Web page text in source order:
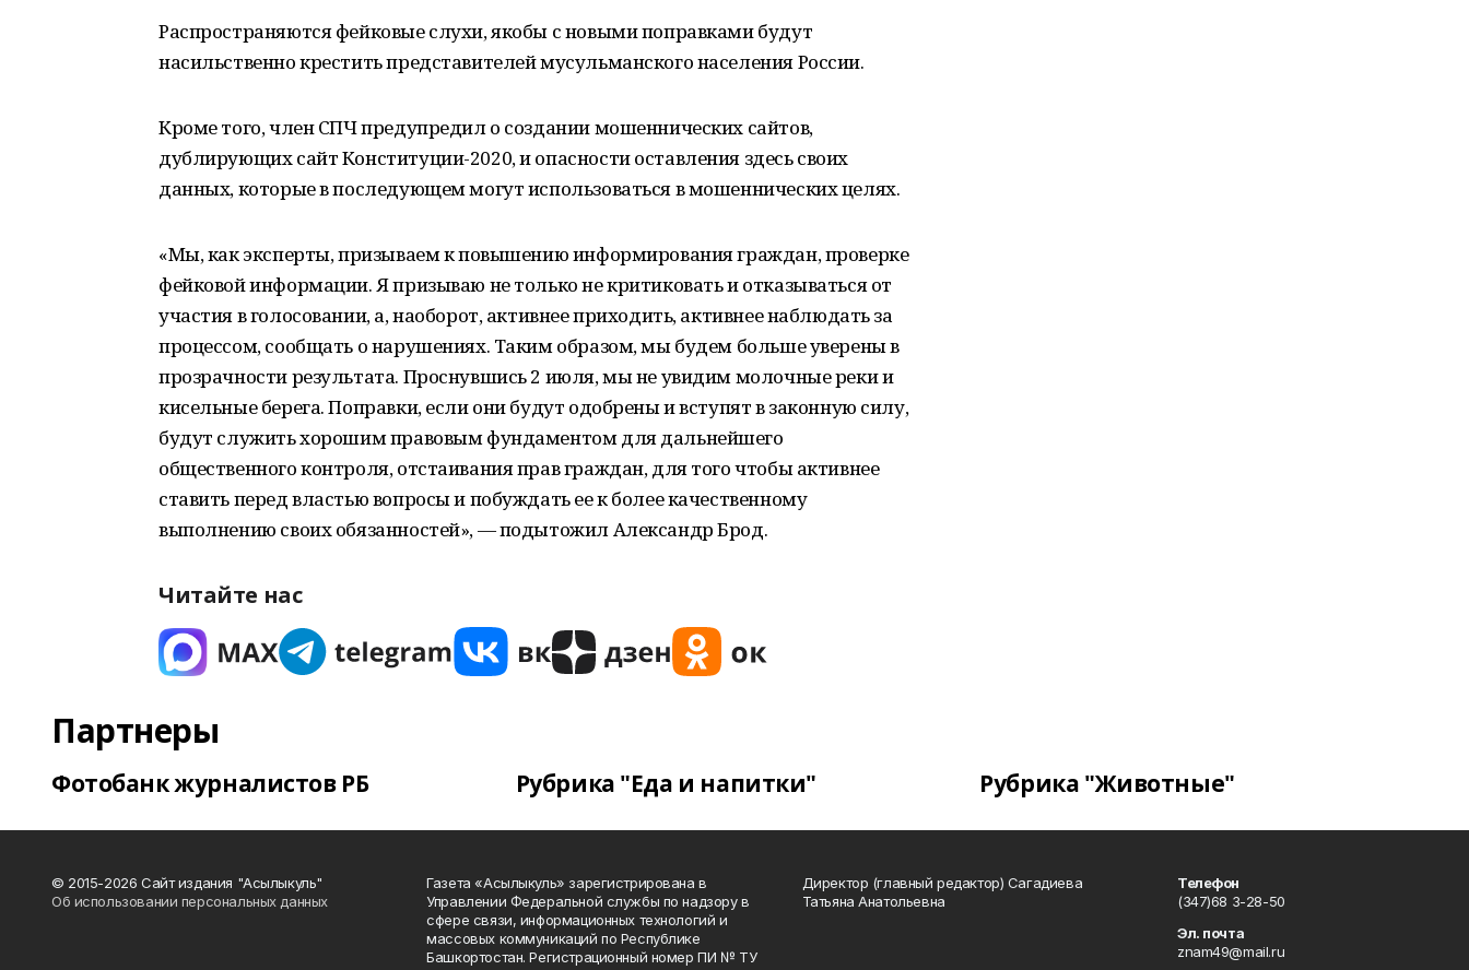
Распространяются фейковые слухи, якобы с новыми поправками будут
насильственно крестить представителей мусульманского населения России.
Кроме того, член СПЧ предупредил о создании мошеннических сайтов,
дублирующих сайт Конституции-2020, и опасности оставления здесь своих
данных, которые в последующем могут использоваться в мошеннических целях.
«Мы, как эксперты, призываем к повышению информирования граждан, проверке
фейковой информации. Я призываю не только не критиковать и отказываться от
участия в голосовании, а, наоборот, активнее приходить, активнее наблюдать за
процессом, сообщать о нарушениях. Таким образом, мы будем больше уверены в
прозрачности результата. Проснувшись 2 июля, мы не увидим молочные реки и
кисельные берега. Поправки, если они будут одобрены и вступят в законную силу,
будут служить хорошим правовым фундаментом для дальнейшего
общественного контроля, отстаивания прав граждан, для того чтобы активнее
ставить перед властью вопросы и побуждать ее к более качественному
выполнению своих обязанностей», — подытожил Александр Брод.
Читайте нас
Партнеры
Фотобанк журналистов РБ Рубрика "Еда и напитки" Рубрика "Животные"
© 2015-2026 Сайт издания "Асылыкуль"
Об использовании персональных данных
Газета «Асылыкуль» зарегистрирована в
Управлении Федеральной службы по надзору в
сфере связи, информационных технологий и
массовых коммуникаций по Республике
Башкортостан. Регистрационный номер ПИ № ТУ
Директор (главный редактор) Сагадиева
Татьяна Анатольевна
Телефон
(347)68 3-28-50
Эл. почта
znam49@mail.ru